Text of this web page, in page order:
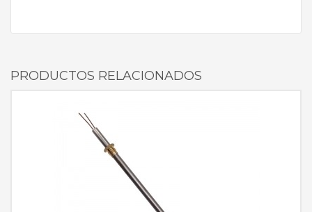
PRODUCTOS RELACIONADOS